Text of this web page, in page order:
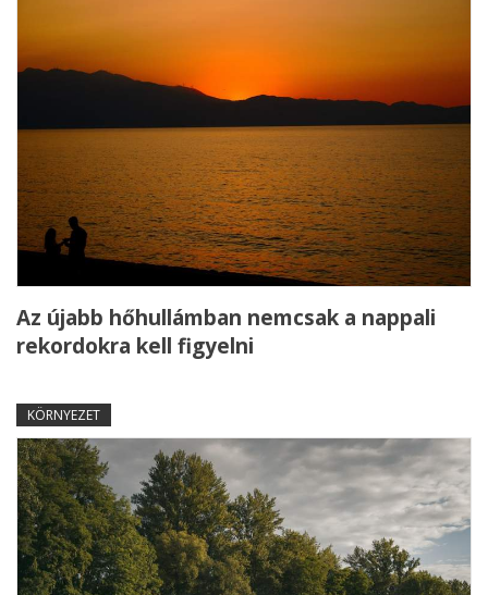
Az újabb hőhullámban nemcsak a nappali
rekordokra kell figyelni
KÖRNYEZET